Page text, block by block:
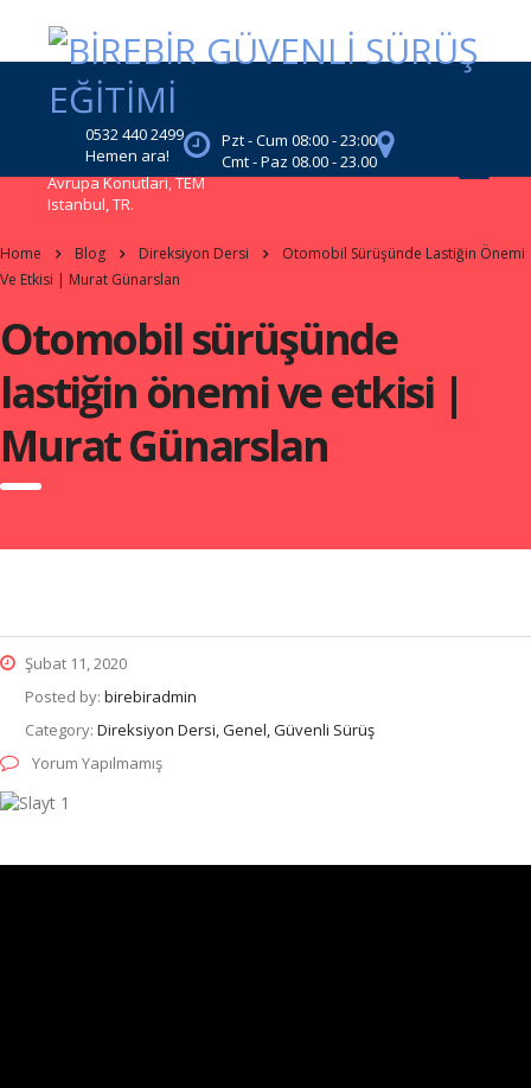
0532 440 2499
Hemen ara!
Pzt - Cum 08:00 - 23:00
Cmt - Paz 08.00 - 23.00
Avrupa Konutlari, TEM
Istanbul, TR.
Home Blog Direksiyon Dersi
Otomobil Sürüşünde Lastiğin Önemi
Ve Etkisi | Murat Günarslan
Otomobil sürüşünde
lastiğin önemi ve etkisi |
Murat Günarslan
Şubat 11, 2020
Posted by: birebiradmin
Category: Direksiyon Dersi, Genel, Güvenli Sürüş
Yorum Yapılmamış